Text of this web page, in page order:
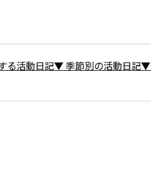
る活動日記▼季節別の活動日記▼